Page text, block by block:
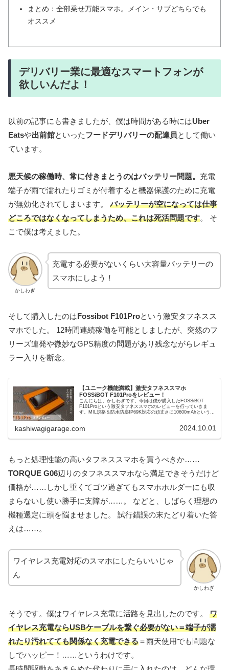
まとめ：全部乗せ万能スマホ。メイン・サブどちらでも
オススメ
デリバリー業に最適なスマートフォンが
欲しいんだよ！
以前の記事にも書きましたが、僕は時間がある時にはUber
Eatsや出前館といったフードデリバリーの配達員として働い
ています。
悪天候の稼働時、常に付きまとうのはバッテリー問題。 充電
端子が雨で濡れたりゴミが付着すると機器保護のために充電
が無効化されてしまいます。 バッテリーが空になっては仕事
どころではなくなってしまうため、これは死活問題です。 そ
こで僕は考えました。
かしわぎ
充電する必要がないくらい大容量バッテリーの
スマホにしよう！
そして購入したのはFossibot F101Proという激安タフネスス
マホでした。 12時間連続稼働を可能としましたが、突然のフ
リーズ連発や微妙なGPS精度の問題があり残念ながらレギュ
ラー入りを断念。
【ユニーク機能満載】激安タフネススマホ
FOSSiBOT F101Proをレビュー！
こんにちは、かしわぎです。今回は僕が購入したFOSSiBOT
F101Proという激安タフネススマホのレビューを行っていきま
す。MIL規格＆防水防塵IP69K対応の頑丈さに10600mAhという超
kashiwagigarage.com 2024.10.01
もっと処理性能の高いタフネススマホを買うべきか……
TORQUE G06辺りのタフネススマホなら満足できそうだけど
価格が……しかし重くてゴツ過ぎてもスマホホルダーにも収
まらないし使い勝手に支障が……。 などと、しばらく理想の
機種選定に頭を悩ませました。 試行錯誤の末たどり着いた答
えは……。
かしわぎ
ワイヤレス充電対応のスマホにしたらいいじゃ
ん
そうです。僕はワイヤレス充電に活路を見出したのです。 ワ
イヤレス充電ならUSBケーブルを繋ぐ必要がない＝端子が濡
れたり汚れてても関係なく充電できる＝雨天使用でも問題な
しでハッピー！……というわけです。